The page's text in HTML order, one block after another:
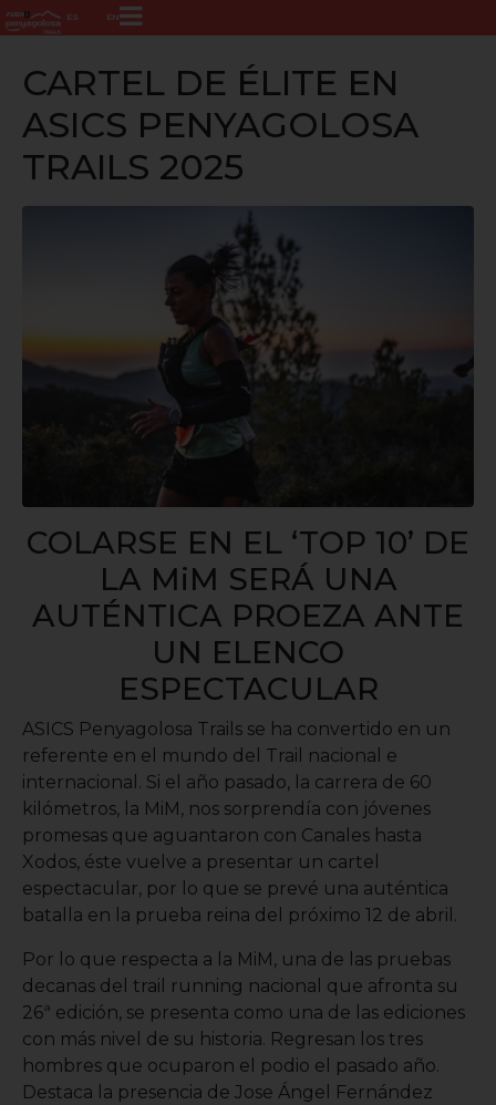
ES EN
CARTEL DE ÉLITE EN
ASICS PENYAGOLOSA
TRAILS 2025
COLARSE EN EL ‘TOP 10’ DE
LA MiM SERÁ UNA
AUTÉNTICA PROEZA ANTE
UN ELENCO
ESPECTACULAR
ASICS Penyagolosa Trails se ha convertido en un
referente en el mundo del Trail nacional e
internacional. Si el año pasado, la carrera de 60
kilómetros, la MiM, nos sorprendía con jóvenes
promesas que aguantaron con Canales hasta
Xodos, éste vuelve a presentar un cartel
espectacular, por lo que se prevé una auténtica
batalla en la prueba reina del próximo 12 de abril.
Por lo que respecta a la MiM, una de las pruebas
decanas del trail running nacional que afronta su
26ª edición, se presenta como una de las ediciones
con más nivel de su historia. Regresan los tres
hombres que ocuparon el podio el pasado año.
Destaca la presencia de Jose Ángel Fernández